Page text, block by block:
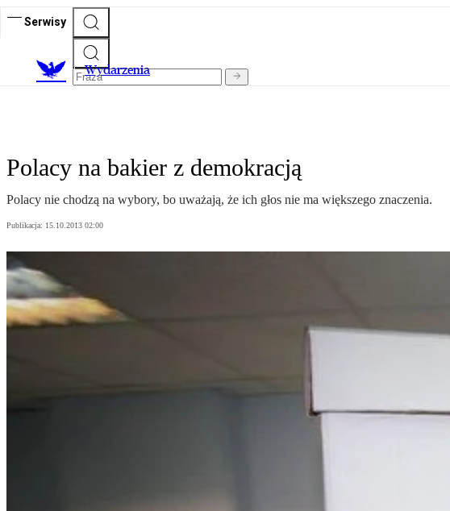
Serwisy
Wydarzenia
Polacy na bakier z demokracją
Polacy nie chodzą na wybory, bo uważają, że ich głos nie ma większego znaczenia.
Publikacja: 15.10.2013 02:00